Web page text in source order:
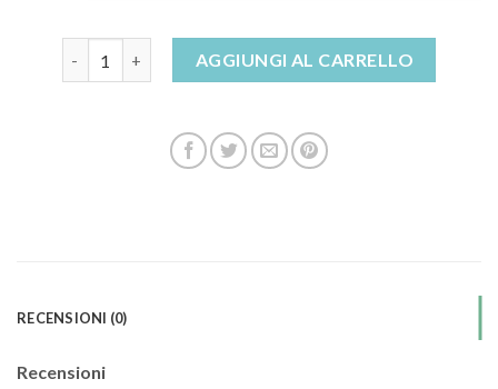
AGGIUNGI AL CARRELLO
RECENSIONI (0)
Recensioni